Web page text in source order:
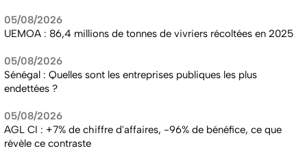
05/08/2026
UEMOA : 86,4 millions de tonnes de vivriers récoltées en 2025
05/08/2026
Sénégal : Quelles sont les entreprises publiques les plus
endettées ?
05/08/2026
AGL CI : +7% de chiffre d'affaires, -96% de bénéfice, ce que
révèle ce contraste